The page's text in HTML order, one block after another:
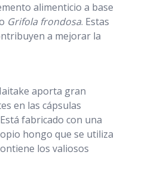
alimenticio a base
Grifola frondosa. Estas
a mejorar la
aporta gran
en las cápsulas
fabricado con una
hongo que se utiliza
los valiosos